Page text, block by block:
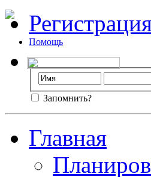
Помощь
Запомнить?
Главная